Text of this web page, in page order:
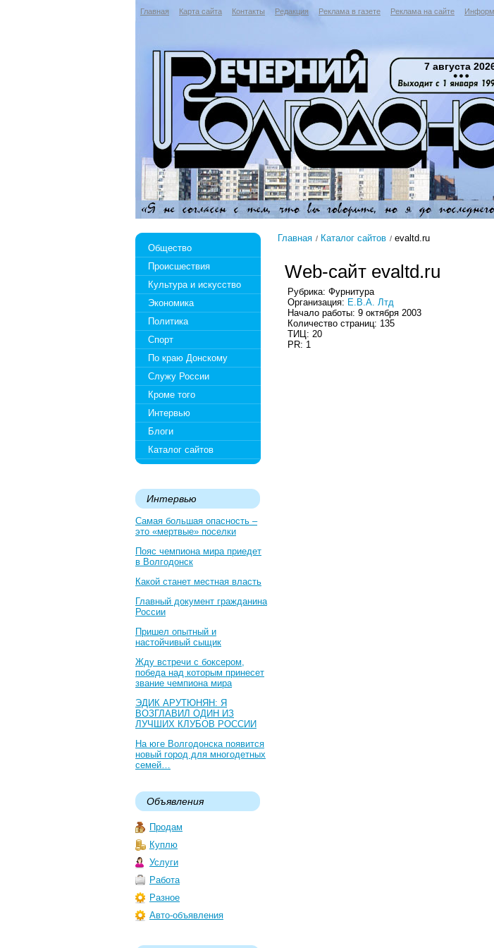
Главная Карта сайта Контакты Редакция Реклама в газете Реклама на сайте
7 августа
Общество
Происшествия
Культура и искусство
Экономика
Политика
Спорт
По краю Донскому
Служу России
Кроме того
Интервью
Блоги
Каталог сайтов
Интервью
Самая большая опасность –
это «мертвые» поселки
Пояс чемпиона мира приедет
в Волгодонск
Какой станет местная власть
Главный документ гражданина
России
Пришел опытный и
настойчивый сыщик
Жду встречи с боксером,
победа над которым принесет
звание чемпиона мира
ЭДИК АРУТЮНЯН: Я
ВОЗГЛАВИЛ ОДИН ИЗ
ЛУЧШИХ КЛУБОВ РОССИИ
На юге Волгодонска появится
новый город для многодетных
семей…
Объявления
Продам
Куплю
Услуги
Работа
Разное
Авто-объявления
Главная Каталог сайтов evaltd.ru
Web-сайт evaltd.ru
Рубрика: Фурнитура
Организация: Е.В.А. Лтд
Начало работы: 9 октября 2003
Количество страниц: 135
ТИЦ: 20
PR: 1